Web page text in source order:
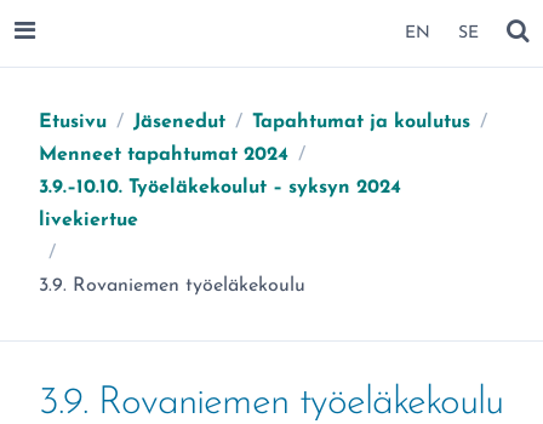
SIIRRY SIVUN SISÄLTÖÖN EN SE
Etusivu / Jäsenedut / Tapahtumat ja koulutus /
Menneet tapahtumat 2024 /
3.9.–10.10. Työeläkekoulut – syksyn 2024
livekiertue
/
Olet täällä:
3.9. Rovaniemen työeläkekoulu
3.9. Rovaniemen työeläkekoulu